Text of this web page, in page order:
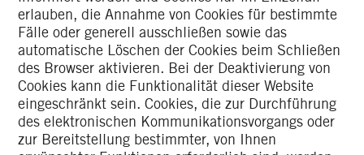
erlauben, die Annahme von Cookies für bestimmte
Fälle oder generell ausschließen sowie das
automatische Löschen der Cookies beim Schließen
des Browser aktivieren. Bei der Deaktivierung von
Cookies kann die Funktionalität dieser Website
eingeschränkt sein. Cookies, die zur Durchführung
des elektronischen Kommunikationsvorgangs oder
zur Bereitstellung bestimmter, von Ihnen